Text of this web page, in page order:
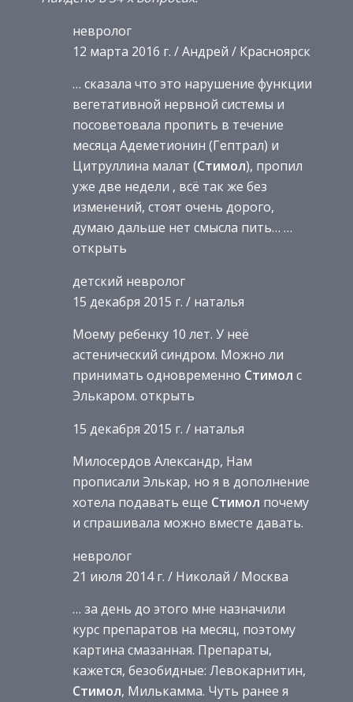
невролог
12 марта 2016 г. / Андрей / Красноярск
… сказала что это нарушение функции
вегетативной нервной системы и
посоветовала пропить в течение
месяца Адеметионин (Гептрал) и
Цитруллина малат (Стимол), пропил
уже две недели , всё так же без
изменений, стоят очень дорого,
думаю дальше нет смысла пить… …
открыть
детский невролог
15 декабря 2015 г. / наталья
Моему ребенку 10 лет. У неё
астенический синдром. Можно ли
принимать одновременно Стимол с
Элькаром. открыть
15 декабря 2015 г. / наталья
Милосердов Александр, Нам
прописали Элькар, но я в дополнение
хотела подавать еще Стимол почему
и спрашивала можно вместе давать.
невролог
21 июля 2014 г. / Николай / Москва
… за день до этого мне назначили
курс препаратов на месяц, поэтому
картина смазанная. Препараты,
кажется, безобидные: Левокарнитин,
Стимол, Милькамма. Чуть ранее я